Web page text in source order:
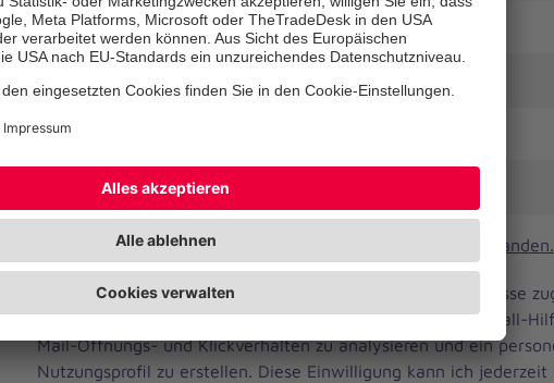
Telefonnummer
Ihre E-Mail-Adresse
Ich habe die Datenschutzbestimmungen gelesen und verstanden.
Brevo
Newsletter
Checkbox
Ja, ich möchte einen individuellen und auf meine Bedürfnisse
Newsletter erhalten. Dafür erlaube ich der Johanniter-Unfall-
Mail-Öffnungs- und Klickverhalten zu analysieren und ein
Nutzungsprofil zu erstellen. Diese Einwilligung kann ich